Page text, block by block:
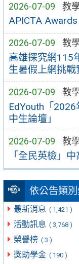
2026-07-09 教
APICTA
2026-07-09 教
高雄探究網115
生暑假上網挑戰
2026-07-09 教
EdYouth「
中生論壇」
2026-07-09 教
「全民英檢」
依公告類
最新消息 ( 1,421 )
活動訊息 ( 3,768 )
榮譽榜 ( 3 )
獎助學金 ( 190 )